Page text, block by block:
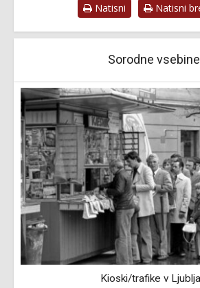
Natisni Natisni
Sorodne vsebine
Kioski/trafike v